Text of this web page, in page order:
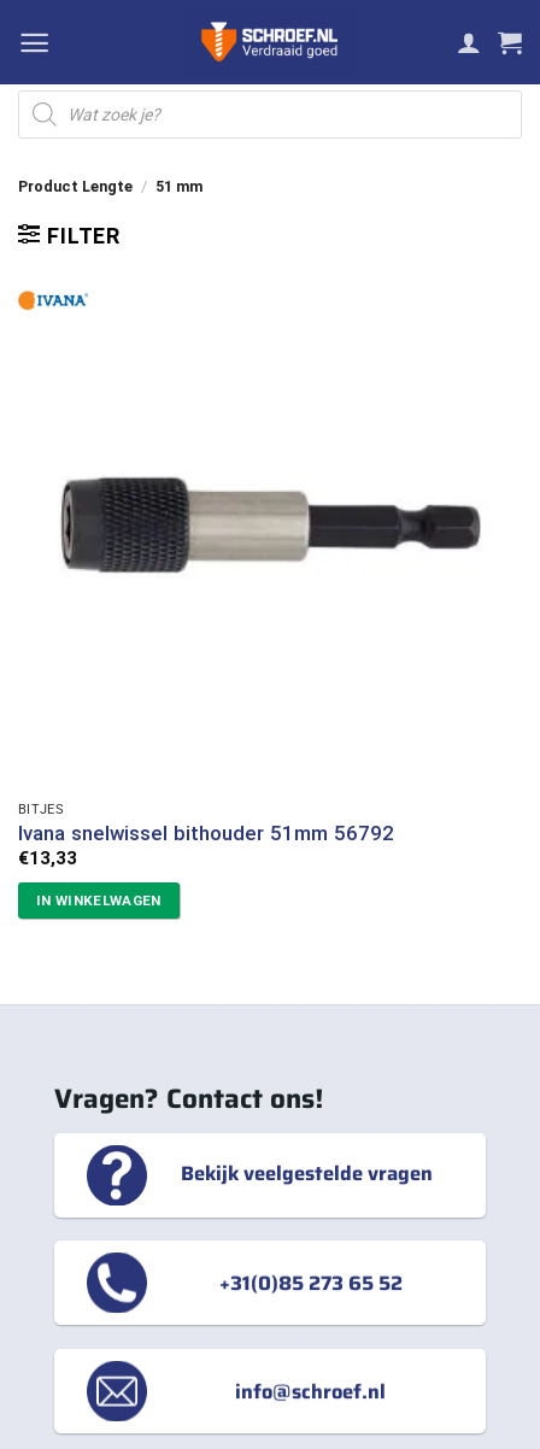
naar
inhoud
Producten
zoeken
Product Lengte / 51 mm
FILTER
BITJES
Ivana snelwissel bithouder 51mm 56792
€13,33
IN WINKELWAGEN
Vragen? Contact ons!
Bekijk veelgestelde vragen
+31(0)85 273 65 52
info@schroef.nl